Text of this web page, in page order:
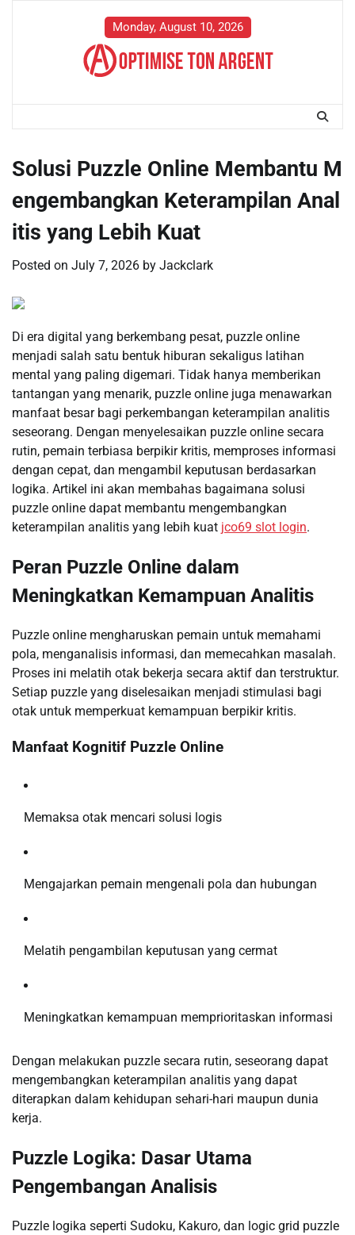
Monday, August 10, 2026
Solusi Puzzle Online Membantu M
engembangkan Keterampilan Anal
itis yang Lebih Kuat
Posted on July 7, 2026 by Jackclark
Di era digital yang berkembang pesat, puzzle online
menjadi salah satu bentuk hiburan sekaligus latihan
mental yang paling digemari. Tidak hanya memberikan
tantangan yang menarik, puzzle online juga menawarkan
manfaat besar bagi perkembangan keterampilan analitis
seseorang. Dengan menyelesaikan puzzle online secara
rutin, pemain terbiasa berpikir kritis, memproses informasi
dengan cepat, dan mengambil keputusan berdasarkan
logika. Artikel ini akan membahas bagaimana solusi
puzzle online dapat membantu mengembangkan
keterampilan analitis yang lebih kuat jco69 slot login.
Peran Puzzle Online dalam
Meningkatkan Kemampuan Analitis
Puzzle online mengharuskan pemain untuk memahami
pola, menganalisis informasi, dan memecahkan masalah.
Proses ini melatih otak bekerja secara aktif dan terstruktur.
Setiap puzzle yang diselesaikan menjadi stimulasi bagi
otak untuk memperkuat kemampuan berpikir kritis.
Manfaat Kognitif Puzzle Online
Memaksa otak mencari solusi logis
Mengajarkan pemain mengenali pola dan hubungan
Melatih pengambilan keputusan yang cermat
Meningkatkan kemampuan memprioritaskan informasi
Dengan melakukan puzzle secara rutin, seseorang dapat
mengembangkan keterampilan analitis yang dapat
diterapkan dalam kehidupan sehari-hari maupun dunia
kerja.
Puzzle Logika: Dasar Utama
Pengembangan Analisis
Puzzle logika seperti Sudoku, Kakuro, dan logic grid puzzle